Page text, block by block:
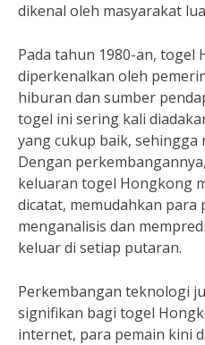
dikenal oleh masyarakat
Pada tahun 1980-an, togel
diperkenalkan oleh
hiburan dan sumber
togel ini sering kali
yang cukup baik, sehingga
Dengan
keluaran togel Hongkong
dicatat, memudahkan para
menganalisis dan
keluar di setiap putaran.
Perkembangan teknologi
signifikan bagi togel
internet, para pemain kini